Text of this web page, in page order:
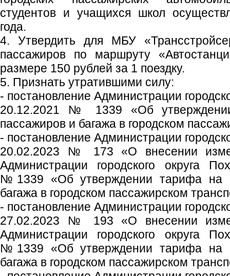
студентов и учащихся школ
года.
4. Утвердить для МБУ
пассажиров по маршруту
размере 150 рублей за 1 поездку.
5. Признать утратившими силу:
- постановление Администрации
20.12.2021 № 1339 «Об
пассажиров и багажа в городском
- постановление Администрации
20.02.2023 № 173 «О внесении
Администрации городского округа
№1339 «Об утверждении тарифа на
багажа в городском пассажирском
- постановление Администрации
27.02.2023 № 193 «О внесении
Администрации городского округа
№1339 «Об утверждении тарифа на
багажа в городском пассажирском